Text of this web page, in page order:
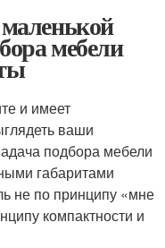
мебели
и имеет
ваши
подбора мебели
габаритами
не по принципу «мне
компактности и